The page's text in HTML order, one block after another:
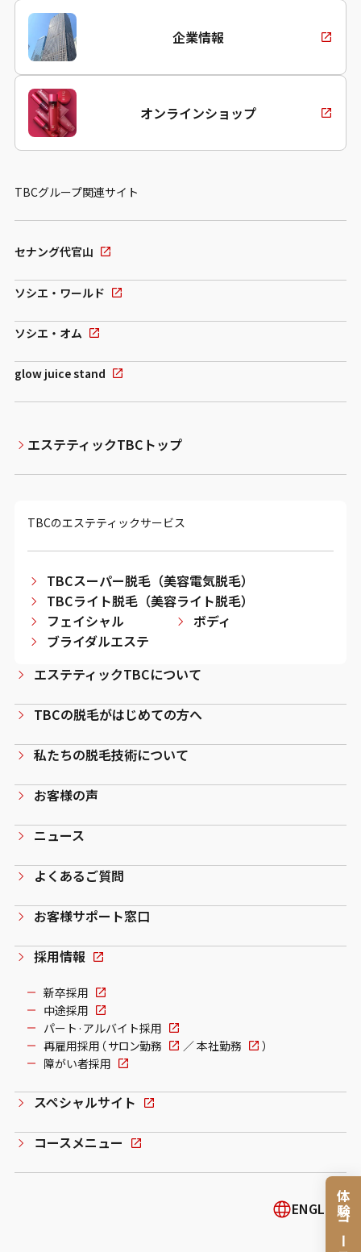
体験コース
企業情報
オンラインショップ
TBCグループ関連サイト
セナング代官山
ソシエ・ワールド
ソシエ・オム
glow juice stand
エステティックTBCトップ
TBCのエステティックサービス
TBCスーパー脱毛（美容電気脱毛）
TBCライト脱毛（美容ライト脱毛）
フェイシャル
ボディ
ブライダルエステ
エステティックTBCについて
TBCの脱毛がはじめての方へ
私たちの脱毛技術について
お客様の声
ニュース
よくあるご質問
お客様サポート窓口
採用情報
新卒採用
中途採用
パート·アルバイト採用
再雇用採用（ サロン勤務 ／本社勤務
）
障がい者採用
スペシャルサイト
コースメニュー
ENGLISH